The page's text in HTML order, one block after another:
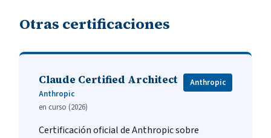
Otras certificaciones
Claude Certified Architect
Anthropic
en curso (2026)
Anthropic
Certificación oficial de Anthropic sobre